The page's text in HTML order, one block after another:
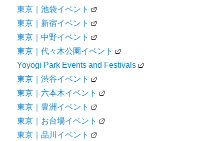
東京｜池袋イベント
東京｜新宿イベント
東京｜中野イベント
東京｜代々木公園イベント
Yoyogi Park Events and Festivals
東京｜渋谷イベント
東京｜六本木イベント
東京｜豊洲イベント
東京｜お台場イベント
東京｜品川イベント